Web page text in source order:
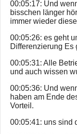
00:05:17: Und
bisschen länger
immer wieder
00:05:26: es geht
Differenzierung Es
00:05:31: Alle
und auch wissen
00:05:36: Und
haben am Ende
Vorteil.
00:05:41: uns sind